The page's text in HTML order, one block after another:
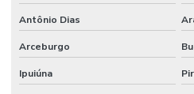
Antônio Dias
Arceburgo
Ipuiúna